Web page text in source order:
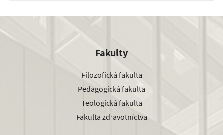
Fakulty
Filozofická fakulta
Pedagogická fakulta
Teologická fakulta
Fakulta zdravotníctva